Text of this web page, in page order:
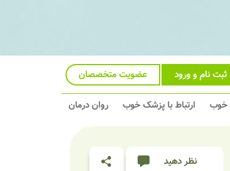
ثبت نام و ورود عضویت متخصصان
خوب ارتباط با پزشک خوب روان درمان
نظر دهید